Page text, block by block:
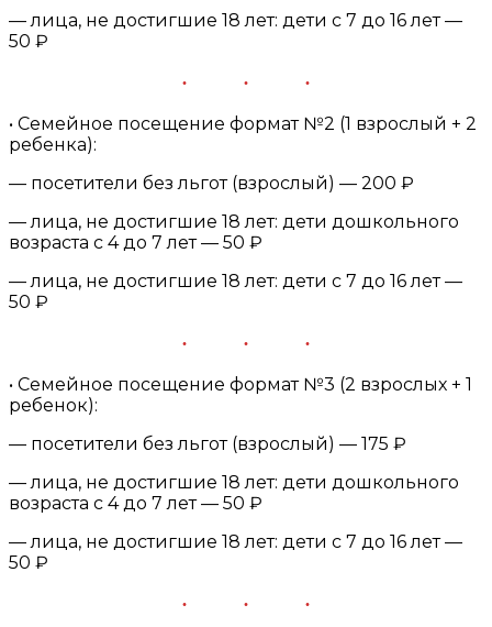
— лица, не достигшие 18 лет: дети с 7 до 16 лет —
50 ₽
• Семейное посещение формат №2 (1 взрослый + 2
ребенка):
— посетители без льгот (взрослый) — 200 ₽
— лица, не достигшие 18 лет: дети дошкольного
возраста с 4 до 7 лет — 50 ₽
— лица, не достигшие 18 лет: дети с 7 до 16 лет —
50 ₽
• Семейное посещение формат №3 (2 взрослых + 1
ребенок):
— посетители без льгот (взрослый) — 175 ₽
— лица, не достигшие 18 лет: дети дошкольного
возраста с 4 до 7 лет — 50 ₽
— лица, не достигшие 18 лет: дети с 7 до 16 лет —
50 ₽